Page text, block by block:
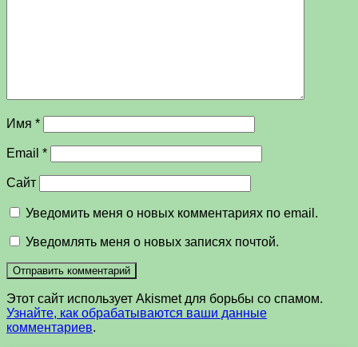
Имя *
Email *
Сайт
Уведомить меня о новых комментариях по email.
Уведомлять меня о новых записях почтой.
Этот сайт использует Akismet для борьбы со спамом.
Узнайте, как обрабатываются ваши данные
комментариев.